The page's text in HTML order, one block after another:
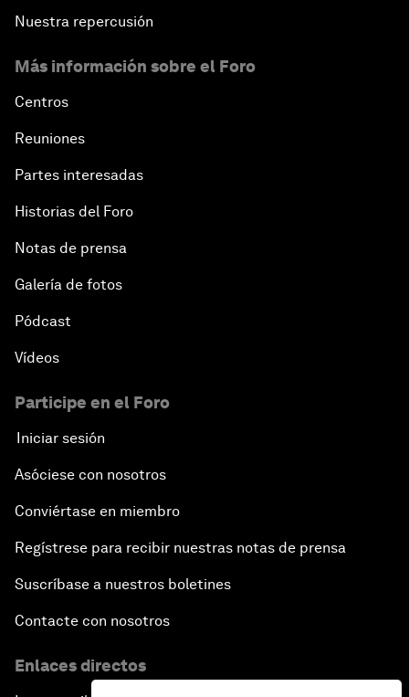
Nuestra repercusión
Más información sobre el Foro
Centros
Reuniones
Partes interesadas
Historias del Foro
Notas de prensa
Galería de fotos
Pódcast
Vídeos
Participe en el Foro
Iniciar sesión
Asóciese con nosotros
Conviértase en miembro
Regístrese para recibir nuestras notas de prensa
Suscríbase a nuestros boletines
Contacte con nosotros
Enlaces directos